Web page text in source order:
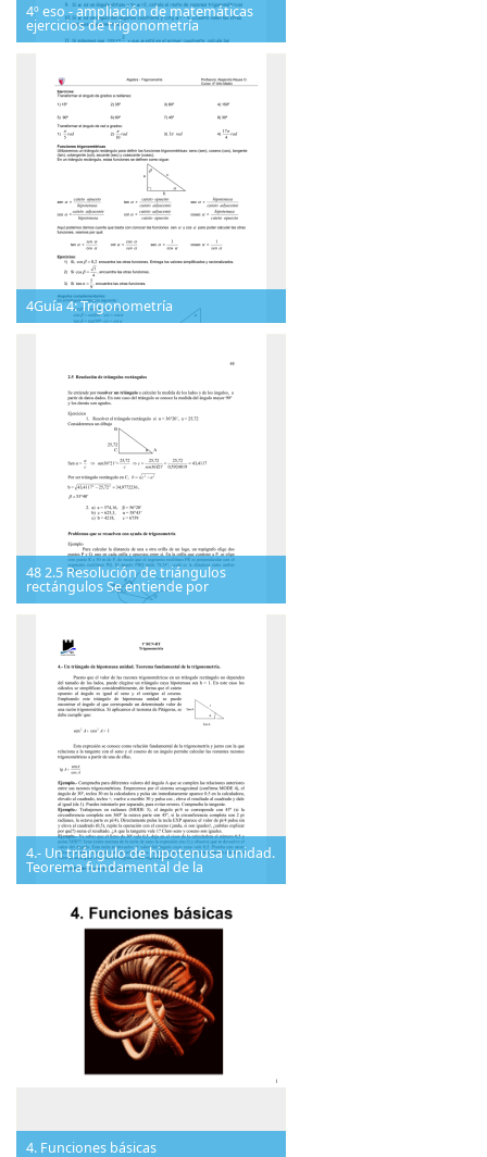
4º eso - ampliación de matemáticas
ejercicios de trigonometría
4Guía 4: Trigonometría
48 2.5 Resolución de triángulos
rectángulos Se entiende por
4.- Un triángulo de hipotenusa unidad.
Teorema fundamental de la
4. Funciones básicas